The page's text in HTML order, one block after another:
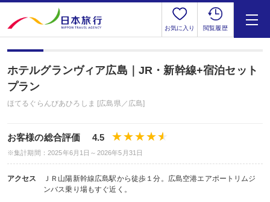
お気に入り 閲覧履歴
ホテルグランヴィア広島｜JR・新幹線+宿泊セット
プラン
ほてるぐらんびあひろしま [広島県／広島]
お客様の総合評価 4.5
※集計期間：2025年6月1日～2026年5月31日
アクセス
ＪＲ山陽新幹線広島駅から徒歩１分。広島空港エアポートリムジ
ンバス乗り場もすぐ近く。